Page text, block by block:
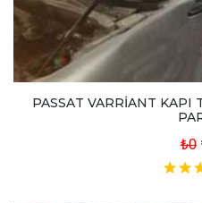
PASSAT VARRİANT KAPI
₺0